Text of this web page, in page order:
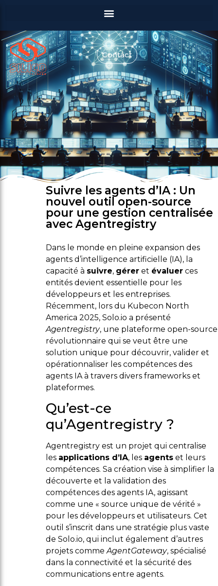
Contact
Suivre les agents d’IA : Un
nouvel outil open-source
pour une gestion centralisée
avec Agentregistry
Dans le monde en pleine expansion des
agents d’intelligence artificielle (IA), la
capacité à suivre, gérer et évaluer ces
entités devient essentielle pour les
développeurs et les entreprises.
Récemment, lors du Kubecon North
America 2025, Solo.io a présenté
Agentregistry, une plateforme open-source
révolutionnaire qui se veut être une
solution unique pour découvrir, valider et
opérationnaliser les compétences des
agents IA à travers divers frameworks et
plateformes.
Qu’est-ce
qu’Agentregistry ?
Agentregistry est un projet qui centralise
les applications d’IA, les agents et leurs
compétences. Sa création vise à simplifier la
découverte et la validation des
compétences des agents IA, agissant
comme une « source unique de vérité »
pour les développeurs et utilisateurs. Cet
outil s’inscrit dans une stratégie plus vaste
de Solo.io, qui inclut également d’autres
projets commeAgentGateway, spécialisé
dans la connectivité et la sécurité des
communications entre agents.